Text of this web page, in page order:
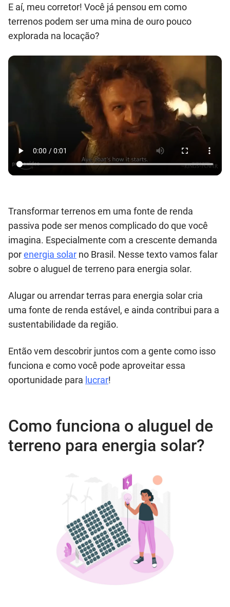
E aí, meu corretor! Você já pensou em como
terrenos podem ser uma mina de ouro pouco
explorada na locação?
Transformar terrenos em uma fonte de renda
passiva pode ser menos complicado do que você
imagina. Especialmente com a crescente demanda
porenergia solar no Brasil. Nesse texto vamos falar
sobre o aluguel de terreno para energia solar.
Alugar ou arrendar terras para energia solar cria
uma fonte de renda estável, e ainda contribui para a
sustentabilidade da região.
Então vem descobrir juntos com a gente como isso
funciona e como você pode aproveitar essa
oportunidade para lucrar!
Como funciona o aluguel de
terreno para energia solar?